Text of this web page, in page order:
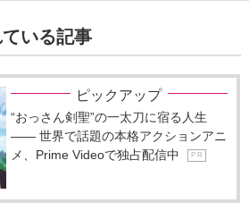
ている記事
ピックアップ
“おっさん剣聖”の一太刀に宿る人生
―― 世界で話題の本格アクションアニ
メ、Prime Videoで独占配信中
P R